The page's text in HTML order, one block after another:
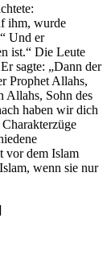
ihm, wurde
Und er
ist.“ Die Leute
sagte: „Dann der
Prophet Allahs,
Allahs, Sohn des
haben wir dich
vor dem Islam
wenn sie nur